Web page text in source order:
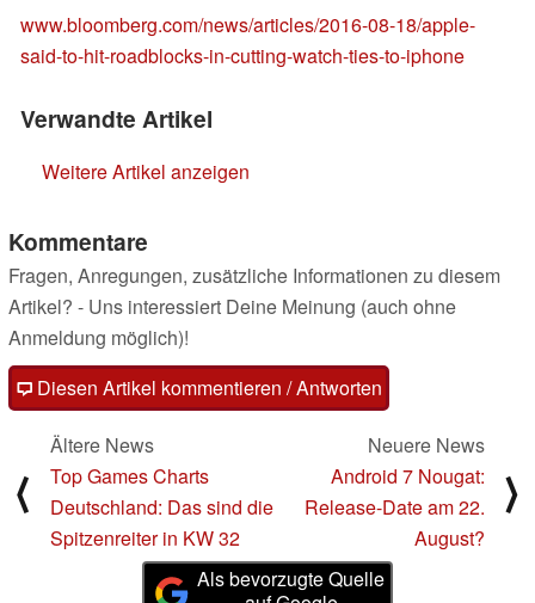
www.bloomberg.com/news/articles/2016-08-18/apple-
said-to-hit-roadblocks-in-cutting-watch-ties-to-iphone
Verwandte Artikel
Weitere Artikel anzeigen
Kommentare
Fragen, Anregungen, zusätzliche Informationen zu diesem
Artikel? - Uns interessiert Deine Meinung (auch ohne
Anmeldung möglich)!
Diesen Artikel kommentieren / Antworten
⟨
Ältere News
Top Games Charts
Deutschland: Das sind die
Spitzenreiter in KW 32
Neuere News
Android 7 Nougat:
Release-Date am 22.
August?
⟩
Als bevorzugte Quelle